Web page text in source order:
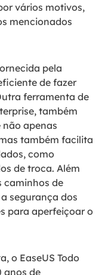
vários motivos,
mencionados
pela
de fazer
ferramenta de
também
não apenas
também facilita
como
de troca. Além
caminhos de
segurança dos
para aperfeiçoar o
o EaseUS Todo
anos de